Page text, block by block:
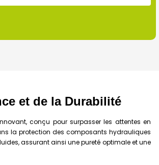
et de la Durabilité
conçu pour surpasser les attentes en
la protection des composants hydrauliques
assurant ainsi une pureté optimale et une